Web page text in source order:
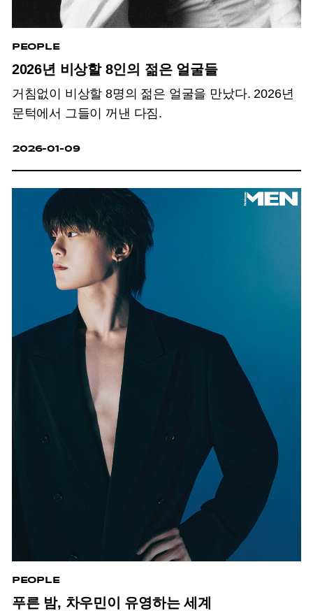
PEOPLE
2026년 비상할 8인의 젊은 얼굴들
거침없이 비상할 8명의 젊은 얼굴을 만났다. 2026년
문턱에서 그들이 꺼낸 다짐.
2026-01-09
PEOPLE
푸른 밤, 차우민이 유영하는 세계